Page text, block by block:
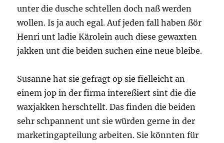
unter die dusche schtellen doch naß werden
wollen. Is ja auch egal. Auf jeden fall haben ßör
Henri unt ladie Kärolein auch diese gewaxten
jakken unt die beiden suchen eine neue bleibe.
Susanne hat sie gefragt op sie fielleicht an
einem jop in der firma intereßiert sint die die
waxjakken herschtellt. Das finden die beiden
sehr schpannent unt sie würden gerne in der
marketingapteilung arbeiten. Sie könnten für